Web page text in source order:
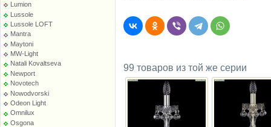
Lumion
Lussole
Lussole LOFT
Mantra
Maytoni
MW-Light
Natali Kovaltseva
Newport
Novotech
Nowodvorski
Odeon Light
Omnilux
Osgona
99 товаров из той же серии